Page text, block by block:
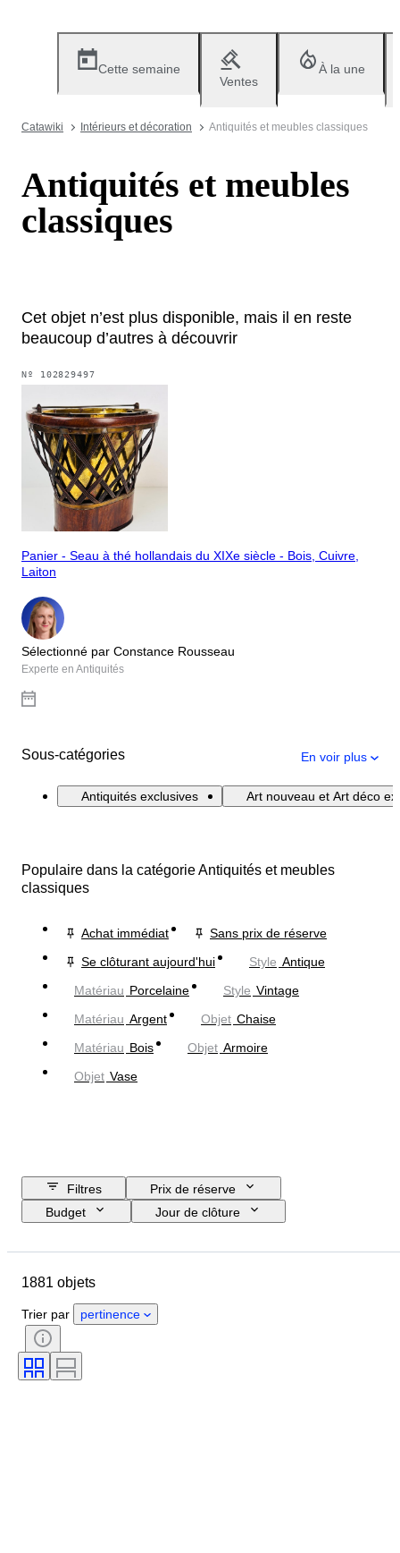
Cette semaine
Ventes
À la une
Catawiki Intérieurs et décoration Antiquités et meubles classiques
Antiquités et meubles
classiques
Cet objet n’est plus disponible, mais il en reste
beaucoup d’autres à découvrir
Nº 102829497
Panier - Seau à thé hollandais du XIXe siècle - Bois, Cuivre,
Laiton
Sélectionné par Constance Rousseau
Experte en Antiquités
Sous-catégories En voir plus
Antiquités exclusives Art nouveau et Art déco
Populaire dans la catégorie Antiquités et meubles
classiques
Achat immédiat
Sans prix de réserve
Se clôturant aujourd'hui
Style Antique
Matériau Porcelaine Style Vintage
Matériau Argent Objet Chaise
Matériau Bois Objet Armoire
Objet Vase
Filtres
Prix de réserve
Budget
Jour de clôture
Pays d’origine
Genre
État
Certificat
Signature
Mouvement de montre
1881 objets
Trier par pertinence